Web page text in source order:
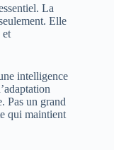
La
Elle
et
intelligence
Pas un grand
qui maintient